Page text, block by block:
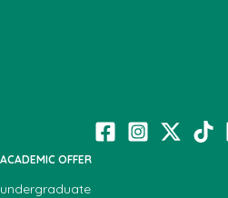
ACADEMIC OFFER
undergraduate